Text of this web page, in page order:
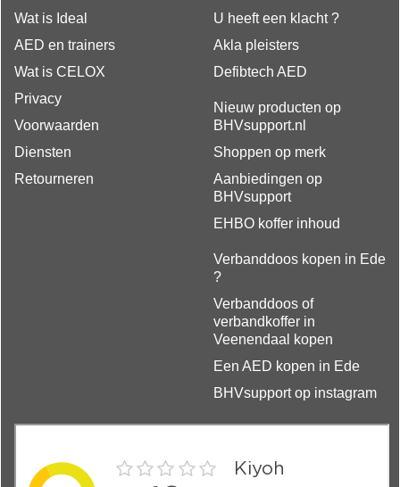
Wat is Ideal
AED en trainers
Wat is CELOX
Privacy
Voorwaarden
Diensten
Retourneren
U heeft een klacht ?
Akla pleisters
Defibtech AED
Nieuw producten op
BHVsupport.nl
Shoppen op merk
Aanbiedingen op
BHVsupport
EHBO koffer inhoud
Verbanddoos kopen in Ede
?
Verbanddoos of
verbandkoffer in
Veenendaal kopen
Een AED kopen in Ede
BHVsupport op instagram